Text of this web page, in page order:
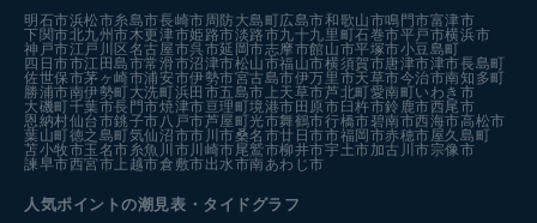
明石市浜松市糸島市長崎市周防大島町広島市和歌山市鳴門市富津市
下関市北九州市木更津市姫路市淡路市九十九里町石巻市平戸市横浜市
神戸市江戸川区 名古屋市呉市延岡市志摩市館山市平塚市小豆島町
四日市市江田島市常滑市沼津市松山市福山市横須賀市唐津市津市長島町
佐世保市茅ヶ崎市浦安市伊勢市宮古島市伊万里市天草市今治市南知多町
勝浦市南伊勢町大洗町浜田市五島市 上天草市芦北町愛南町いわき市
大磯町千葉市長門市焼津市亘理町境港市 田原市 臼杵市鈴鹿市西尾市
恩納村仙台市銚子市八戸市芦屋町光市舞鶴市行橋市碧南市西海市高松市
葉山町徳之島町気仙沼市市川市桑名市廿日市市福岡市赤穂市屋久島町
苫小牧市玉名市糸魚川市川崎市尾鷲市柳井市宇土市加古川市宗像市
諫早市西宮市 上越市倉敷市出水市南あわじ市
人気ポイントの潮見表・タイドグラフ